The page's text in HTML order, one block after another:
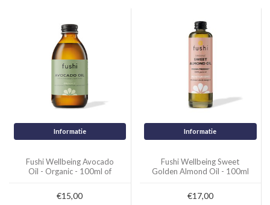
Informatie
Fushi Wellbeing Avocado
Oil - Organic - 100ml of
€15,00
Informatie
Fushi Wellbeing Sweet
Golden Almond Oil - 100ml
€17,00